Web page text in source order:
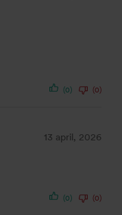
(0) (0)
13 april, 2026
(0) (0)